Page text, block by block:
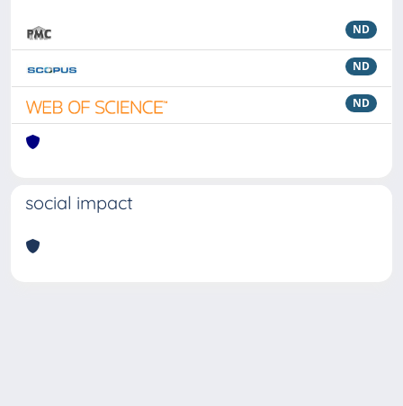
ND
ND
ND
social impact